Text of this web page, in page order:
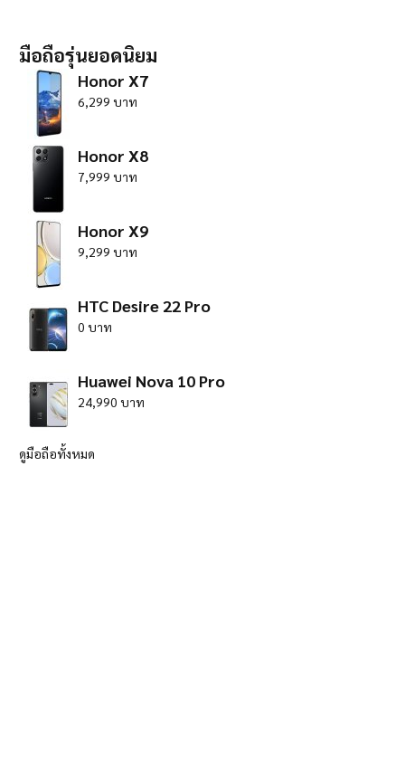
มือถือรุ่นยอดนิยม
Honor X7
6,299 บาท
Honor X8
7,999 บาท
Honor X9
9,299 บาท
HTC Desire 22 Pro
0 บาท
Huawei Nova 10 Pro
24,990 บาท
ดูมือถือทั้งหมด